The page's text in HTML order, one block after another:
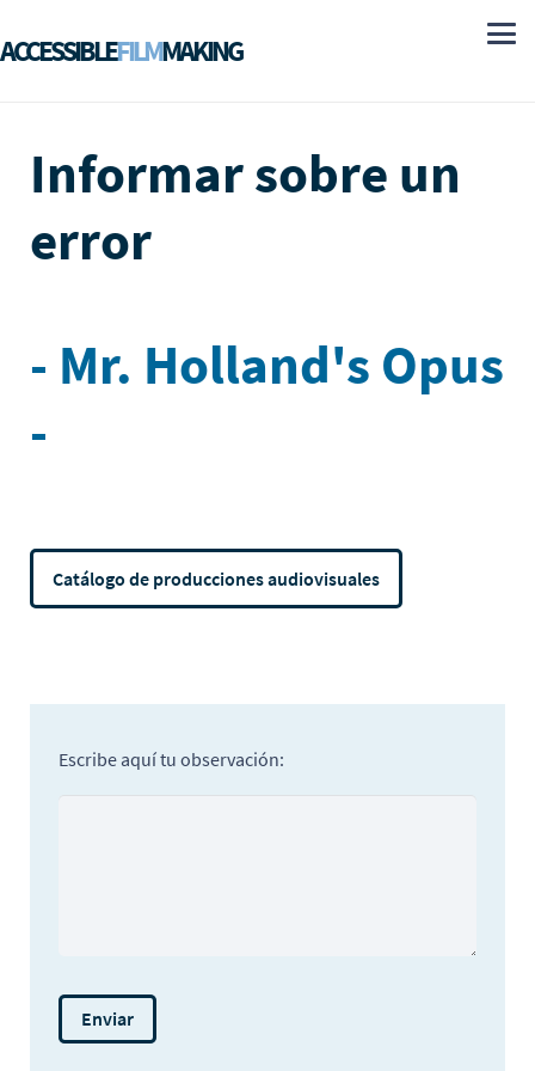
ACCESSIBLEFILMMAKING
Informar sobre un
error
- Mr. Holland's Opus
-
Catálogo de producciones audiovisuales
Escribe aquí tu observación: